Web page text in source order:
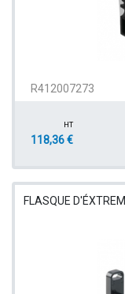
R412007273
HT
118,36 €
FLASQUE